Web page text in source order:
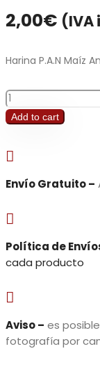
2,00€ (IVA
Harina P.A.N Maíz
Harina
P.A.N
Amarillo
1kg
quantity
Add to cart

Envío Gratuito –

Política de
cada producto

Aviso – es
fotografía por